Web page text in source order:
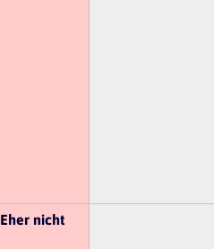
Eher nicht